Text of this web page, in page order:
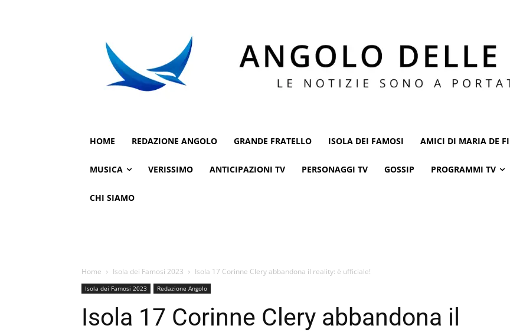
HOME REDAZIONE ANGOLO GRANDE FRATELLO ISOLA DEI FAMOSI AMICI DI MARIA DE
MUSICA VERISSIMO ANTICIPAZIONI TV PERSONAGGI TV GOSSIP PROGRAMMI TV
CHI SIAMO
Home Isola dei Famosi 2023 Isola 17 Corinne Clery abbandona il reality: è ufficiale!
Isola dei Famosi 2023 Redazione Angolo
Isola 17 Corinne Clery abbandona il